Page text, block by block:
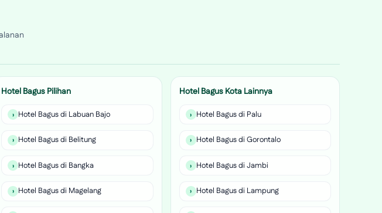
Hotel Bagus Pilihan
Hotel Bagus di Labuan Bajo
Hotel Bagus di Belitung
Hotel Bagus di Bangka
Hotel Bagus di Magelang
Hotel Bagus Kota Lainnya
Hotel Bagus di Palu
Hotel Bagus di Gorontalo
Hotel Bagus di Jambi
Hotel Bagus di Lampung